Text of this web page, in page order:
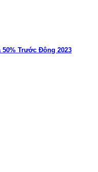
Trước Đông 2023